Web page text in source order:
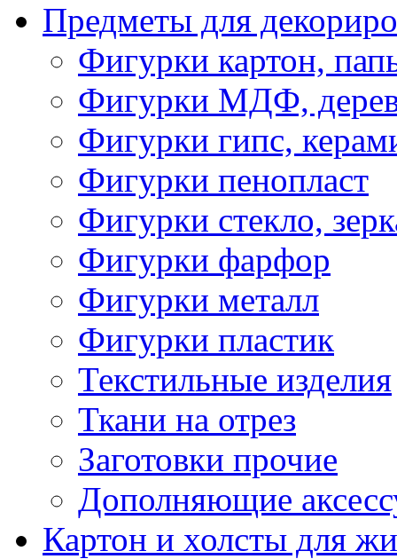
Предметы для
Фигурки картон,
Фигурки МДФ,
Фигурки гипс,
Фигурки пенопласт
Фигурки стекло,
Фигурки фарфор
Фигурки металл
Фигурки пластик
Текстильные изделия
Ткани на отрез
Заготовки прочие
Дополняющие
Картон и холсты для